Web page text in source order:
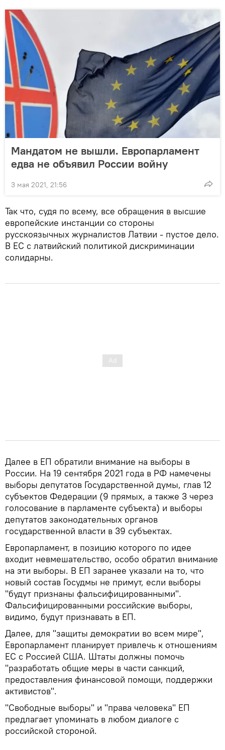
Мандатом не вышли. Европарламент
едва не объявил России войну
3 мая 2021, 21:56
Так что, судя по всему, все обращения в высшие
европейские инстанции со стороны
русскоязычных журналистов Латвии - пустое дело.
В ЕС с латвийский политикой дискриминации
солидарны.
Далее в ЕП обратили внимание на выборы в
России. На 19 сентября 2021 года в РФ намечены
выборы депутатов Государственной думы, глав 12
субъектов Федерации (9 прямых, а также 3 через
голосование в парламенте субъекта) и выборы
депутатов законодательных органов
государственной власти в 39 субъектах.
Европарламент, в позицию которого по идее
входит невмешательство, особо обратил внимание
на эти выборы. В ЕП заранее указали на то, что
новый состав Госудмы не примут, если выборы
"будут признаны фальсифицированными".
Фальсифицированными российские выборы,
видимо, будут признавать в ЕП.
Далее, для "защиты демократии во всем мире",
Европарламент планирует привлечь к отношениям
ЕС с Россией США. Штаты должны помочь
"разработать общие меры в части санкций,
предоставления финансовой помощи, поддержки
активистов".
"Свободные выборы" и "права человека" ЕП
предлагает упоминать в любом диалоге с
российской стороной.